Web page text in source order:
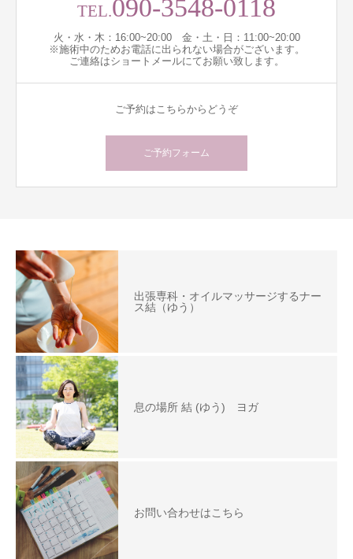
TEL.090-3548-0118
火・水・木：16:00~20:00 金・土・日：11:00~20:00
※施術中のためお電話に出られない場合がございます。
ご連絡はショートメールにてお願い致します。
ご予約はこちらからどうぞ
ご予約フォーム
出張専科・オイルマッサージするナー
ス結（ゆう）
息の場所 結 (ゆう) ヨガ
お問い合わせはこちら